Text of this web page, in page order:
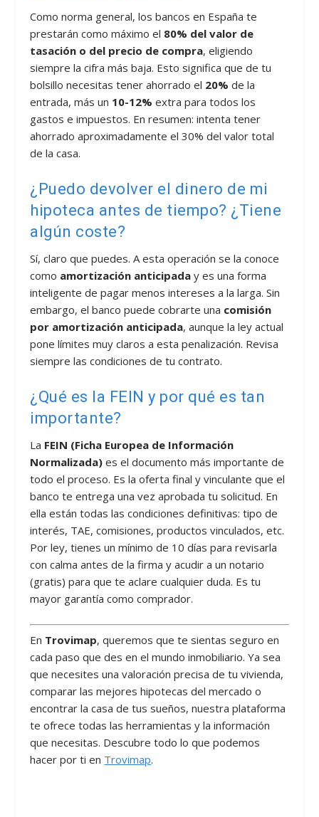
Como norma general, los bancos en España te
prestarán como máximo el 80% del valor de
tasación o del precio de compra, eligiendo
siempre la cifra más baja. Esto significa que de tu
bolsillo necesitas tener ahorrado el 20% de la
entrada, más un 10-12% extra para todos los
gastos e impuestos. En resumen: intenta tener
ahorrado aproximadamente el 30% del valor total
de la casa.
¿Puedo devolver el dinero de mi
hipoteca antes de tiempo? ¿Tiene
algún coste?
Sí, claro que puedes. A esta operación se la conoce
como amortización anticipada y es una forma
inteligente de pagar menos intereses a la larga. Sin
embargo, el banco puede cobrarte una comisión
por amortización anticipada, aunque la ley actual
pone límites muy claros a esta penalización. Revisa
siempre las condiciones de tu contrato.
¿Qué es la FEIN y por qué es tan
importante?
La FEIN (Ficha Europea de Información
Normalizada) es el documento más importante de
todo el proceso. Es la oferta final y vinculante que el
banco te entrega una vez aprobada tu solicitud. En
ella están todas las condiciones definitivas: tipo de
interés, TAE, comisiones, productos vinculados, etc.
Por ley, tienes un mínimo de 10 días para revisarla
con calma antes de la firma y acudir a un notario
(gratis) para que te aclare cualquier duda. Es tu
mayor garantía como comprador.
En Trovimap, queremos que te sientas seguro en
cada paso que des en el mundo inmobiliario. Ya sea
que necesites una valoración precisa de tu vivienda,
comparar las mejores hipotecas del mercado o
encontrar la casa de tus sueños, nuestra plataforma
te ofrece todas las herramientas y la información
que necesitas. Descubre todo lo que podemos
hacer por ti en Trovimap.